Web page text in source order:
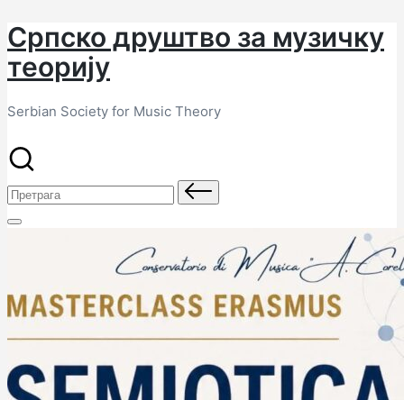
Скочи
на
садржај
Српско друштво за музичку
теорију
Serbian Society for Music Theory
Претрага